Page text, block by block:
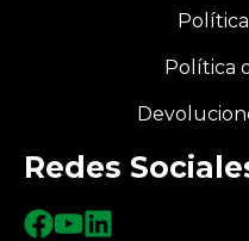
Política
Redes